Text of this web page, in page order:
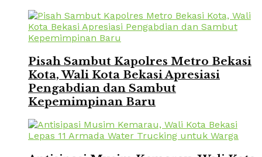
Pisah Sambut Kapolres Metro Bekasi
Kota, Wali Kota Bekasi Apresiasi
Pengabdian dan Sambut
Kepemimpinan Baru